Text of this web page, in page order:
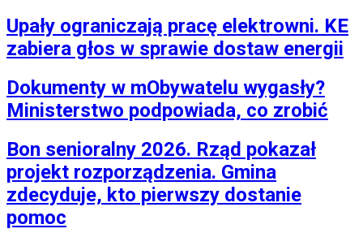
Upały ograniczają pracę elektrowni. KE
zabiera głos w sprawie dostaw energii
Dokumenty w mObywatelu wygasły?
Ministerstwo podpowiada, co zrobić
Bon senioralny 2026. Rząd pokazał
projekt rozporządzenia. Gmina
zdecyduje, kto pierwszy dostanie
pomoc